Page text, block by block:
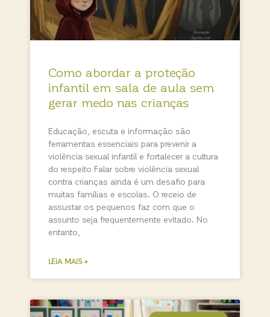
Como abordar a proteção
infantil em sala de aula sem
gerar medo nas crianças
Educação, escuta e informação são
ferramentas essenciais para prevenir a
violência sexual infantil e fortalecer a cultura
do respeito Falar sobre violência sexual
contra crianças ainda é um desafio para
muitas famílias e escolas. O receio de
assustar os pequenos faz com que o
assunto seja frequentemente evitado. No
entanto,
LEIA MAIS »